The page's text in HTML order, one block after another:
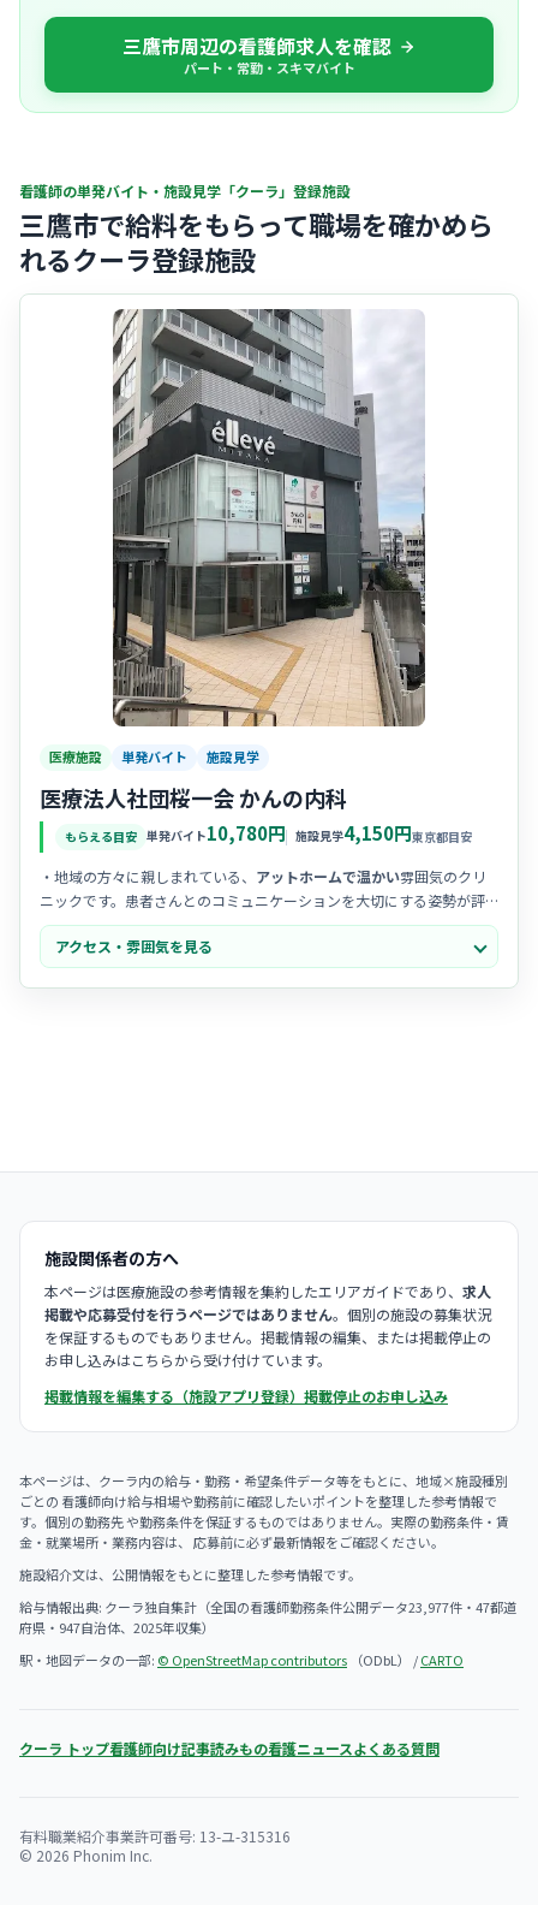
三鷹市周辺の看護師求人を確認
パート・常勤・スキマバイト
看護師の単発バイト・施設見学「クーラ」登録施設
三鷹市で給料をもらって職場を確かめら
れるクーラ登録施設
医療施設 単発バイト 施設見学
医療法人社団桜一会 かんの内科
もらえる目安 単発バイト10,780円 施設見学4,150円東京都目安
・地域の方々に親しまれている、 アットホームで温かい雰囲気のクリ
ニックです。患者さんとのコミュニケーションを大切にする姿勢が評
判です。
・スタッフ同士の距離が近く、
して協力し合う風
土があります。困ったときも相談しやすい、安心感のある職場環境で
アクセス・雰囲気を見る
施設関係者の方へ
本ページは医療施設の参考情報を集約したエリアガイドであり、 求人
掲載や応募受付を行うページではありません。個別の施設の募集状況
を保証するものでもありません。掲載情報の編集、または掲載停止の
お申し込みはこちらから受け付けています。
掲載情報を編集する（施設アプリ登録） 掲載停止のお申し込み
本ページは、クーラ内の給与・勤務・希望条件データ等をもとに、地域×施設種別
ごとの 看護師向け給与相場や勤務前に確認したいポイントを整理した参考情報で
す。個別の勤務先 や勤務条件を保証するものではありません。実際の勤務条件・賃
金・就業場所・業務内容は、 応募前に必ず最新情報をご確認ください。
施設紹介文は、公開情報をもとに整理した参考情報です。
給与情報出典: クーラ独自集計（全国の看護師勤務条件公開データ23,977件・47都道
府県・947自治体、2025年収集）
駅・地図データの一部: © OpenStreetMap contributors （ODbL） /CARTO
クーラ トップ看護師向け記事読みもの看護ニュースよくある質問
有料職業紹介事業許可番号: 13-ユ-315316
© 2026 Phonim Inc.